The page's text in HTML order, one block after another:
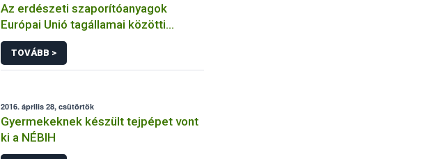
Az erdészeti szaporítóanyagok
Európai Unió tagállamai közötti
átszállítása
TOVÁBB >
2016. április 28, csütörtök
Gyermekeknek készült tejpépet vont
ki a NÉBIH